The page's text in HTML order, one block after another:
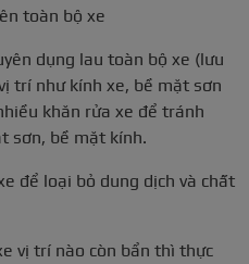
toàn bộ xe
dụng lau toàn bộ xe (lưu
trí như kính xe, bề mặt sơn
khăn rửa xe để tránh
sơn, bề mặt kính.
để loại bỏ dung dịch và chất
vị trí nào còn bẩn thì thực